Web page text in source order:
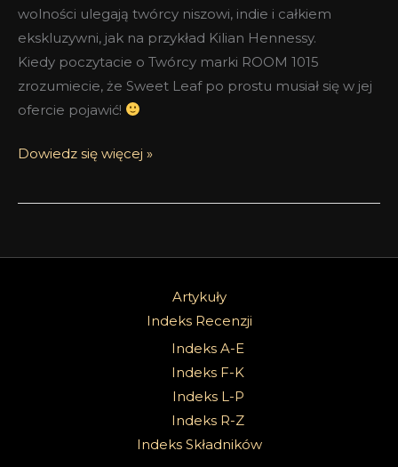
wolności ulegają twórcy niszowi, indie i całkiem
ekskluzywni, jak na przykład Kilian Hennessy.
Kiedy poczytacie o Twórcy marki ROOM 1015
zrozumiecie, że Sweet Leaf po prostu musiał się w jej
ofercie pojawić!
Dowiedz się więcej »
Artykuły
Indeks Recenzji
Indeks A-E
Indeks F-K
Indeks L-P
Indeks R-Z
Indeks Składników